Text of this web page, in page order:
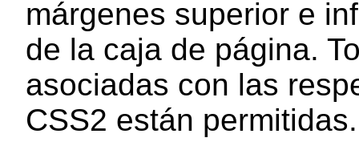
márgenes superior e
de la caja de página.
asociadas con las
CSS2 están permitidas.